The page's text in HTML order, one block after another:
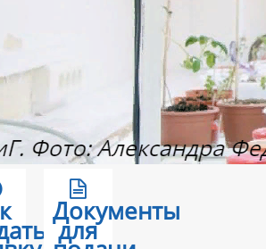
Документы
для